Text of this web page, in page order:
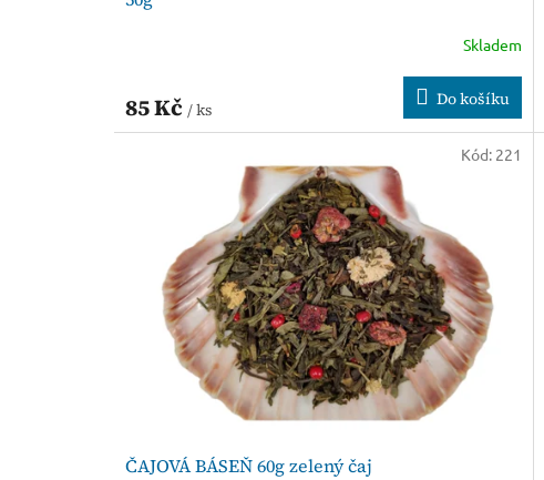
Skladem
85 Kč / ks Do košíku
ČAJOVÁ BÁSEŇ 60g zelený čaj
Kód: 221